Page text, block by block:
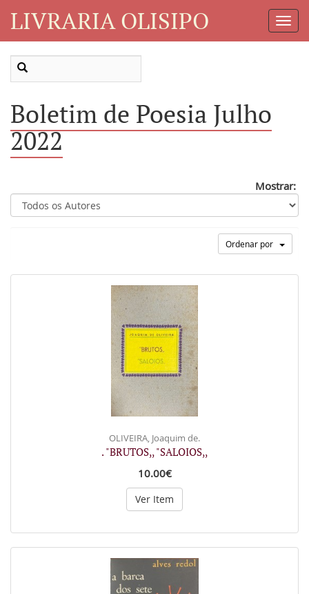
LIVRARIA OLISIPO
Boletim de Poesia Julho
2022
Mostrar:
Ordenar por
OLIVEIRA, Joaquim de.
. "BRUTOS,, "SALOIOS,,
10.00€
Ver Item